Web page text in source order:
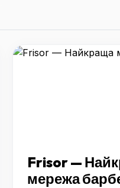
Frisor —
мережа